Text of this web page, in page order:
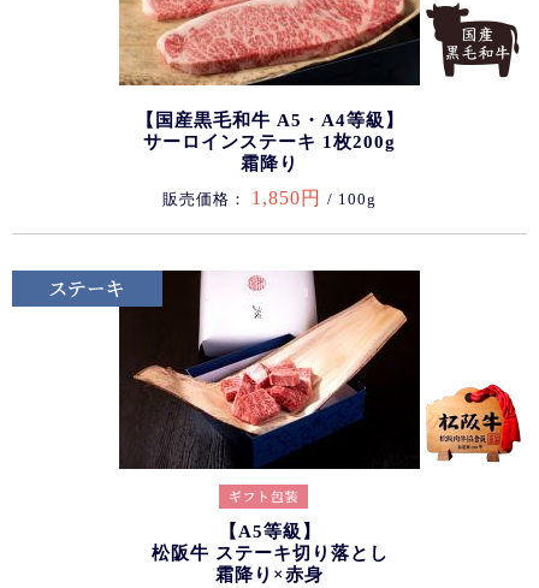
【国産黒毛和牛 A5・A4等級】
サーロインステーキ 1枚200g
霜降り
販売価格： 1,850円 / 100g
【A5等級】
松阪牛 ステーキ切り落とし
霜降り×赤身